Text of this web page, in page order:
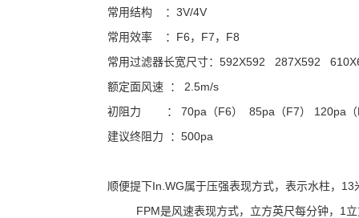
常用结构 ：3V/4V
常用效率 ：F6，F7，F8
常用过滤器长宽尺寸：592X592 287X592
额定面风速 ： 2.5m/s
初阻力 ： 70pa（F6） 85pa（F7） 120pa（
建议终阻力 ：500pa
顺便提下In.WG属于压强表现方式，表示水柱，
FPM是风速表现方式，立方英尺每分钟，1立